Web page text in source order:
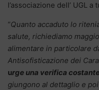
l’associazione dell’ UGL
“Quanto accaduto lo
salute, richiediamo
alimentare in particolare
Antisofisticazione dei
urge una verifica
giungono al dettaglio e